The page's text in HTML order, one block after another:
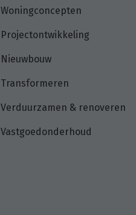
Woningconcepten
Projectontwikkeling
Nieuwbouw
Transformeren
Verduurzamen & renoveren
Vastgoedonderhoud